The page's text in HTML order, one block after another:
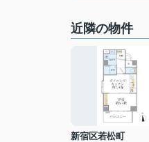
近隣の物件
新宿区若松町